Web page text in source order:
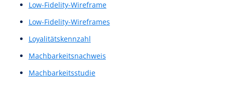
Konkurrenzanalyse
Kontext-Analyse
Kontextanalysen